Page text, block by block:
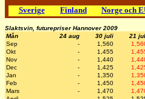
Sverige Finland Norge och
Slaktsvin, futurepriser Hannover 2009
Mån
24 aug 30 juli
21
Sep
- 1,560
Okt
- 1,455
Nov
- 1,440
Dec
- 1,425
Jan
- 1,350
Feb
- 1,450
Mars
- 1,470